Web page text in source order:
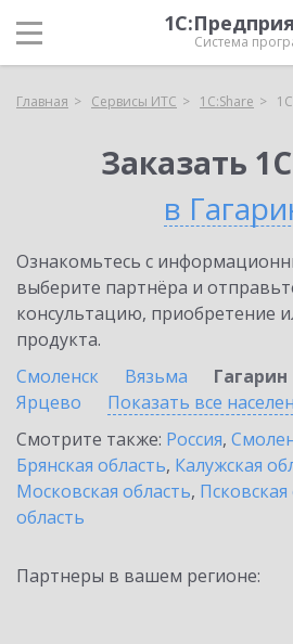
Система
Главная Сервисы ИТС 1С:Share
Заказать
в
Ознакомьтесь с
выберите партнёра и
консультацию, приобретение
продукта.
Смоленск
Вязьма Гагарин
Ярцево
Показать все
Смотрите также: Россия,
Брянская область, Калужская
Московская область, Псковская
область
Партнеры в вашем регионе: